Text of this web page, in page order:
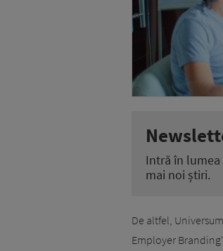
Intră în lumea
mai noi știri.
De altfel,
Employer